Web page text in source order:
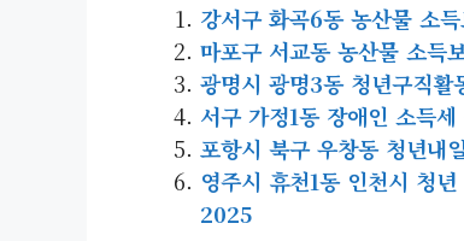
강서구 화곡6동 농산물 소
마포구 서교동 농산물 소득
광명시 광명3동 청년구직
서구 가정1동 장애인 소득
포항시 북구 우창동 청년
영주시 휴천1동 인천시 청
2025